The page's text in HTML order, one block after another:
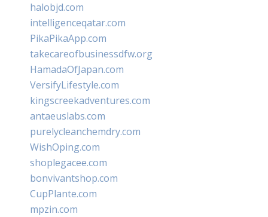
halobjd.com
intelligenceqatar.com
PikaPikaApp.com
takecareofbusinessdfw.org
HamadaOfJapan.com
VersifyLifestyle.com
kingscreekadventures.com
antaeuslabs.com
purelycleanchemdry.com
WishOping.com
shoplegacee.com
bonvivantshop.com
CupPlante.com
mpzin.com